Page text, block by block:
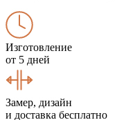
Изготовление
от 5 дней
Замер, дизайн
и доставка бесплатно